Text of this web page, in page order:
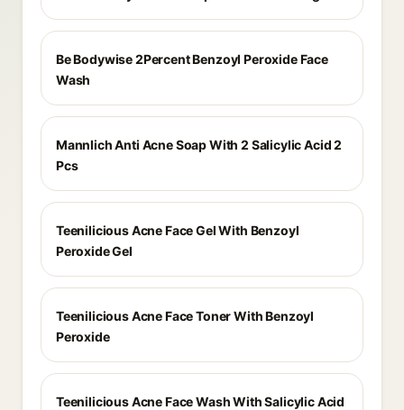
Be Bodywise 2Percent Benzoyl Peroxide Face
Wash
Mannlich Anti Acne Soap With 2 Salicylic Acid 2
Pcs
Teenilicious Acne Face Gel With Benzoyl
Peroxide Gel
Teenilicious Acne Face Toner With Benzoyl
Peroxide
Teenilicious Acne Face Wash With Salicylic Acid